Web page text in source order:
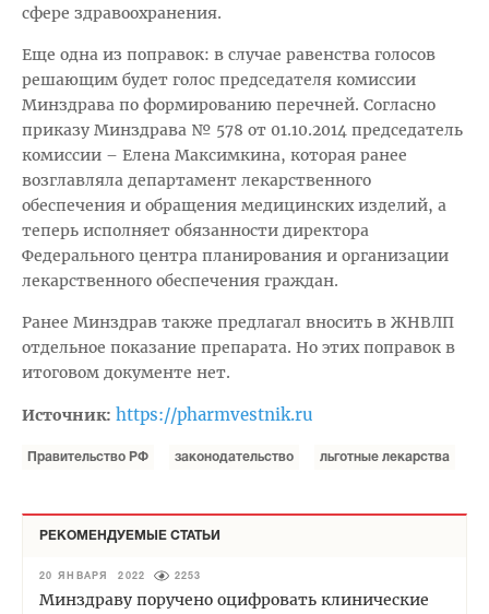
сфере здравоохранения.
Еще одна из поправок: в случае равенства голосов
решающим будет голос председателя комиссии
Минздрава по формированию перечней. Согласно
приказу Минздрава № 578 от 01.10.2014 председатель
комиссии – Елена Максимкина, которая ранее
возглавляла департамент лекарственного
обеспечения и обращения медицинских изделий, а
теперь исполняет обязанности директора
Федерального центра планирования и организации
лекарственного обеспечения граждан.
Ранее Минздрав также предлагал вносить в ЖНВЛП
отдельное показание препарата. Но этих поправок в
итоговом документе нет.
Источник: https://pharmvestnik.ru
Правительство РФ законодательство льготные лекарства
РЕКОМЕНДУЕМЫЕ СТАТЬИ
20 ЯНВАРЯ 2022 2253
Минздраву поручено оцифровать клинические